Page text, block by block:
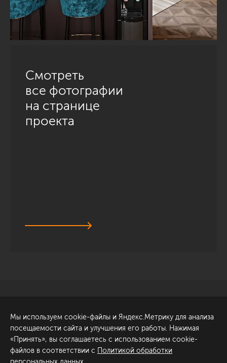
Смотреть
все фотографии
на странице
проекта
Обсудить проект
ул. Академика Павлова, 6
к1
+7 (812) 200-95-55
Мы используем cookie-файлы и Яндекс.Метрику для анализа
посещаемости сайта и улучшения его работы. Нажимая
«Принять», вы соглашаетесь с использованием cookie-
файлов в соответствии с Политикой обработки